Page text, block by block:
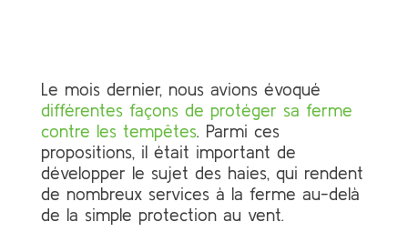
Le mois dernier, nous avions évoqué
différentes façons de protéger sa ferme
contre les tempêtes. Parmi ces
propositions, il était important de
développer le sujet des haies, qui rendent
de nombreux services à la ferme au-delà
de la simple protection au vent.